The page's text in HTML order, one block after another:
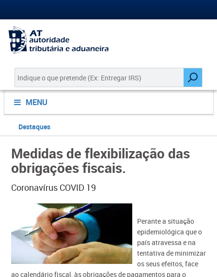
MENU
Destaques
Medidas de flexibilização das
obrigações fiscais.
Coronavírus COVID 19
Perante a situação
epidemiológica que o
país atravessa e na
tentativa de minimizar
os seus efeitos, face
ao calendário fiscal, às obrigações de pagamentos para o